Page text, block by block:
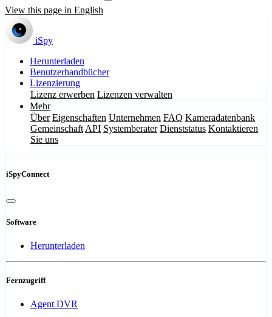
View this page in English
iSpy
Herunterladen
Benutzerhandbücher
Lizenzierung
Lizenz erwerben Lizenzen verwalten
Mehr
Über Eigenschaften Unternehmen FAQ Kameradatenbank
Gemeinschaft API Systemberater Dienststatus Kontaktieren
Sie uns
iSpyConnect
Software
Herunterladen
Fernzugriff
Agent DVR